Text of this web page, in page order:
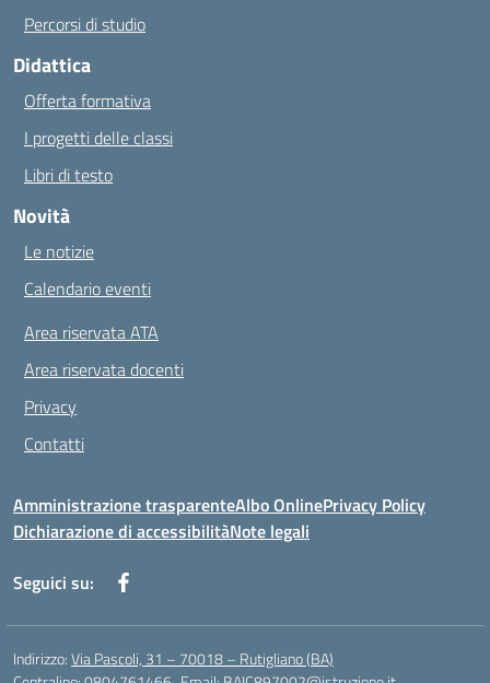
Percorsi di studio
Didattica
Offerta formativa
I progetti delle classi
Libri di testo
Novità
Le notizie
Calendario eventi
Area riservata ATA
Area riservata docenti
Privacy
Contatti
Amministrazione trasparenteAlbo OnlinePrivacy Policy
Dichiarazione di accessibilitàNote legali
Seguici su:
Indirizzo:Via Pascoli, 31 – 70018 – Rutigliano (BA)